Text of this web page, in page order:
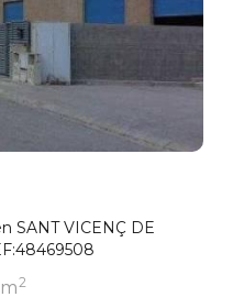
SANT VICENÇ DE
m2